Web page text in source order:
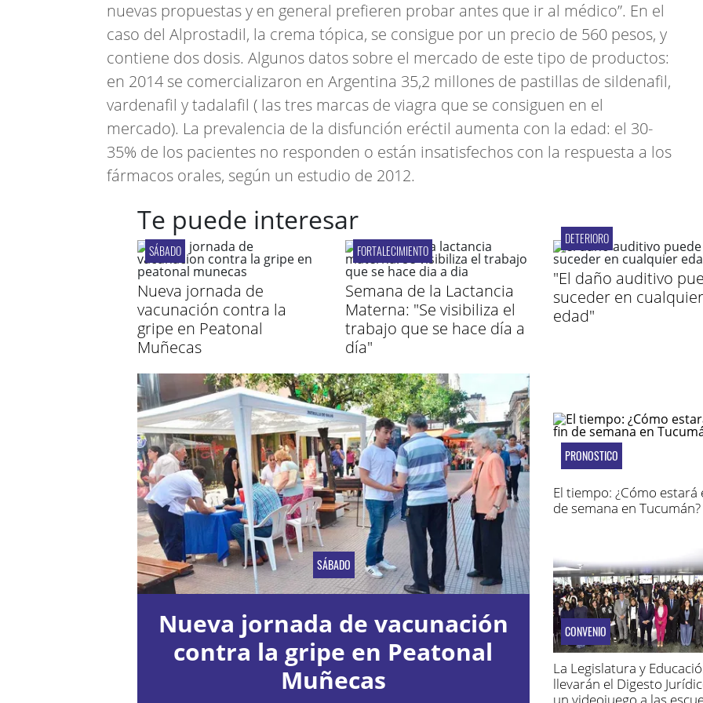
nuevas propuestas y en general prefieren probar antes que ir al médico”. En el
caso del Alprostadil, la crema tópica, se consigue por un precio de 560 pesos, y
contiene dos dosis. Algunos datos sobre el mercado de este tipo de productos:
en 2014 se comercializaron en Argentina 35,2 millones de pastillas de sildenafil,
vardenafil y tadalafil ( las tres marcas de viagra que se consiguen en el
mercado). La prevalencia de la disfunción eréctil aumenta con la edad: el 30-
35% de los pacientes no responden o están insatisfechos con la respuesta a los
fármacos orales, según un estudio de 2012.
Te puede interesar
SÁBADO
Nueva jornada de
vacunación contra la
gripe en Peatonal
Muñecas
FORTALECIMIENTO
Semana de la Lactancia
Materna: "Se visibiliza el
trabajo que se hace día a
día"
DETERIORO
"El daño auditivo
suceder en cualquier
edad"
SÁBADO
Nueva jornada de vacunación
contra la gripe en Peatonal
Muñecas
PRONOSTICO
El tiempo: ¿Cómo estará
de semana en Tucumán?
CONVENIO
La Legislatura y
llevarán el Digesto
un videojuego a las